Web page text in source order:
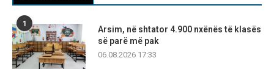
1
Arsim, në shtator 4.900 nxënës të klasës
së parë më pak
06.08.2026 17:33